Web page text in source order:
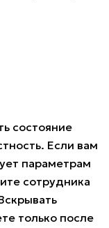
состояние
Если вам
параметрам
сотрудника
только после